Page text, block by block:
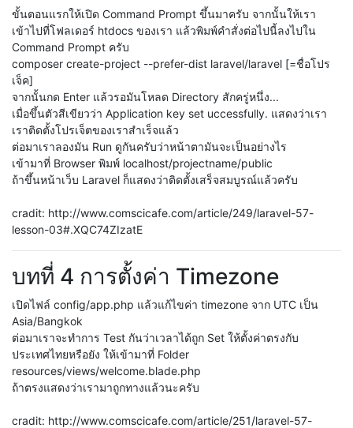
ขั้นตอนแรกให้เปิด Command Prompt ขึ้นมาครับ จากนั้นให้เรา
เข้าไปที่โฟลเดอร์ htdocs ของเรา แล้วพิมพ์คำสั่งต่อไปนี้ลงไปใน
Command Prompt ครับ
composer create-project --prefer-dist laravel/laravel [=ชื่อโปร
เจ็ค]
จากนั้นกด Enter แล้วรอมันโหลด Directory สักครู่หนึ่ง...
เมื่อขึ้นตัวสีเขียวว่า Application key set uccessfully. แสดงว่าเรา
เราติดตั้งโปรเจ็ตของเราสำเร็จแล้ว
ต่อมาเราลองมัน Run ดูกันครับว่าหน้าตามันจะเป็นอย่างไร
เข้ามาที่ Browser พิมพ์ localhost/projectname/public
ถ้าขึ้นหน้าเว็บ Laravel ก็แสดงว่าติดตั้งเสร็จสมบูรณ์แล้วครับ
cradit: http://www.comscicafe.com/article/249/laravel-57-
lesson-03#.XQC74ZIzatE
บทที่ 4 การตั้งค่า Timezone
เปิดไฟล์ config/app.php แล้วแก้ไขค่า timezone จาก UTC เป็น
Asia/Bangkok
ต่อมาเราจะทำการ Test กันว่าเวลาได้ถูก Set ให้ตั้งค่าตรงกับ
ประเทศไทยหรือยัง ให้เข้ามาที่ Folder
resources/views/welcome.blade.php
ถ้าตรงแสดงว่าเรามาถูกทางแล้วนะครับ
cradit: http://www.comscicafe.com/article/251/laravel-57-